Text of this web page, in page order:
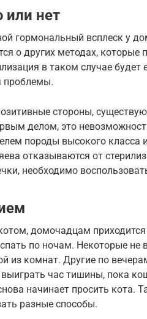
или нет
гормональный всплеск у
о других методах, которые
в таком случае будет
проблемы.
стороны,
делом, это
породы высокого класса
отказываются от
необходимо
домочадцам приходится
по ночам. Некоторые
из комнат. Другие по
час тишины, пока
начинает просить кота.
разные способы.